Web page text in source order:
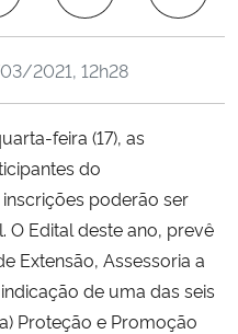
e Comunicações
2021, 12h28
feira (17), as
do
poderão ser
O Edital deste ano, prevê
Extensão, Assessoria a
de uma das seis
a) Proteção e Promoção